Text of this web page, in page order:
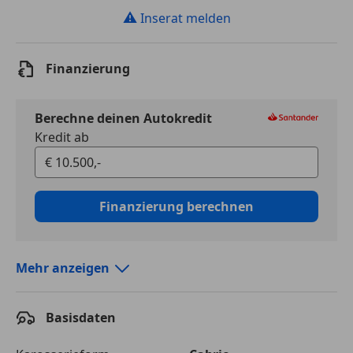
⚠ Inserat melden
Finanzierung
Berechne deinen Autokredit
Kredit ab
Finanzierung berechnen
Laufzeit
Mehr anzeigen
Basisdaten